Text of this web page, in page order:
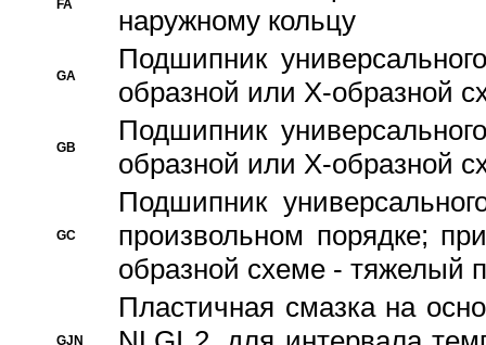
FA
наружному кольцу
GA
Подшипник
образной или Х-образной
GB
Подшипник
образной или Х-образной
GC
Подшипник
произвольном порядке;
образной схеме - тяжелый
GJN
Пластичная смазка на